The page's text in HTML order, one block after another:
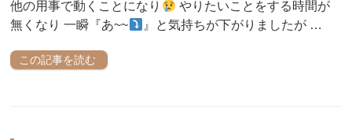
他の用事で動くことになり
やりたいことをする時間が
無くなり 一瞬『あ~~
』と気持ちが下がりましたが …
この記事を読む